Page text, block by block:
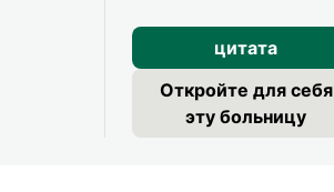
цитата
Откройте для себя
эту больницу